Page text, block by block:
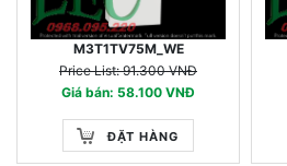
M3T1TV75M_WE
Price List: 91.300 VNĐ
Giá bán: 58.100 VNĐ
ĐẶT HÀNG